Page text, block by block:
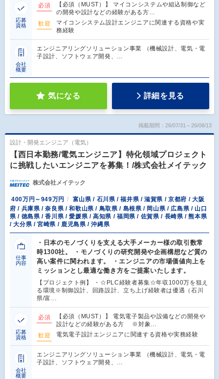
応募
資格
必須
【必須（MUST）】 マイコンシステムや組込制御など
の開発や設計などの経験がある方…
歓迎
マイコンシステム設計エンジニアに関連する資格や実
務経験
会社
概要
エンジニアリングソリューション事業 （機械設計、電気・電
子設計、ソフトウェア開発、…
気になる 詳細を見る
掲載期間：26/07/31～26/08/13
設計・開発エンジニア（電気）
【西日本勤務/電気エンジニア】特化領域プロジェクト
に挑戦したいエンジニアを募集！/株式会社メイテック
株式会社メイテック
400万円～949万円
富山県 / 石川県 / 福井県 / 滋賀県 / 京都府 / 大阪
府 / 兵庫県 / 奈良県 / 和歌山県 / 鳥取県 / 島根県 / 岡山県 / 広島県 / 山口
県 / 徳島県 / 香川県 / 愛媛県 / 高知県 / 福岡県 / 佐賀県 / 長崎県 / 熊本県
/ 大分県 / 宮崎県 / 鹿児島県 / 沖縄県
仕事
内容
・日本のモノづくりを支える大手メーカー様の取引数常
時1300社。 ・モノづくりの研究開発や企画構想など質の
高い案件に関われます。 ・エンジニアの市場価値向上を
ミッションとし最適な働き方をご提案いたします。
【プロジェクト例】 ・☆PLC経験者募集☆年収1000万を狙え
る環境※制御設計、回路設計、立ち上げ経験者は優遇（石川
県/富…
応募
資格
必須
【必須（MUST）】 電気電子製品や設備などの開発や
設計などの経験がある方 ※対象…
歓迎
電気電子設計エンジニアに関連する資格や実務経験
会社
概要
エンジニアリングソリューション事業 （機械設計、電気・電
子設計、ソフトウェア開発、…